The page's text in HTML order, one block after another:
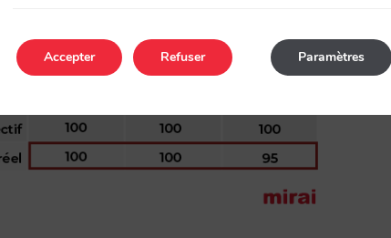
Accepter Paramètres
Refuser